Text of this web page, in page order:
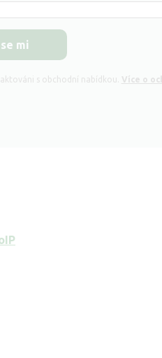
s obchodní nabídkou. Více o